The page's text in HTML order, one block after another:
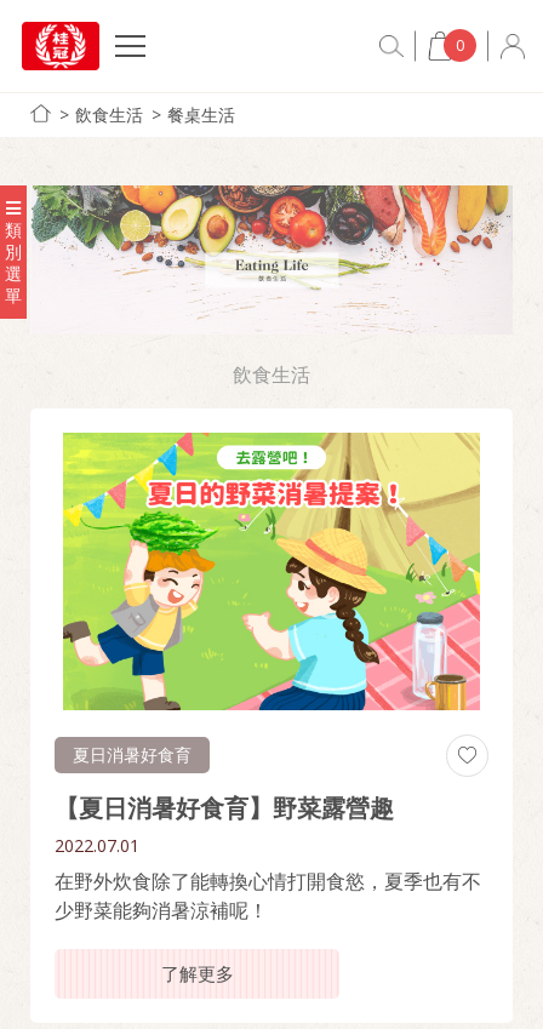
0
飲食生活 餐桌生活
類
別
選
單
飲食生活
夏日消暑好食育
【夏日消暑好食育】野菜露營趣
2022.07.01
在野外炊食除了能轉換心情打開食慾，夏季也有不
少野菜能夠消暑涼補呢！
了解更多